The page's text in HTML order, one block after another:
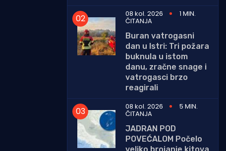
08 kol. 2026
1 MIN.
ČITANJA
Buran vatrogasni
dan u Istri: Tri požara
buknula u istom
danu, zračne snage i
vatrogasci brzo
reagirali
08 kol. 2026
5 MIN.
ČITANJA
JADRAN POD
POVEĆALOM Počelo
veliko brojanje kitova